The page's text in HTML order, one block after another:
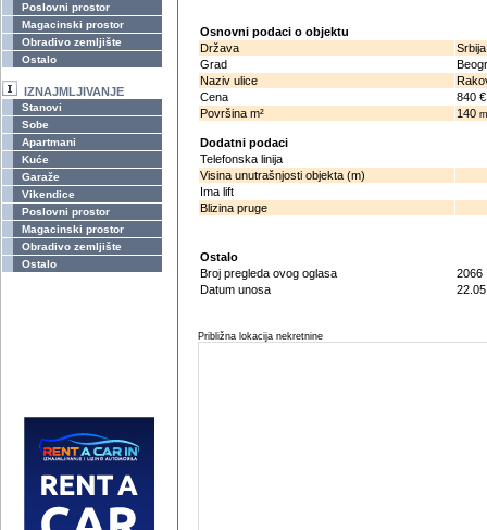
Poslovni prostor
Magacinski prostor
Obradivo zemljište
Ostalo
IZNAJMLJIVANJE
Stanovi
Sobe
Apartmani
Kuće
Garaže
Vikendice
Poslovni prostor
Magacinski prostor
Obradivo zemljište
Ostalo
Osnovni podaci o objektu
Država
Srbija
Grad
Naziv ulice
Cena
840 €
Površina m²
140 m
Dodatni podaci
Telefonska linija
Visina unutrašnjosti objekta (m)
Ima lift
Blizina pruge
Ostalo
Broj pregleda ovog oglasa
2066
Datum unosa
Približna lokacija nekretnine